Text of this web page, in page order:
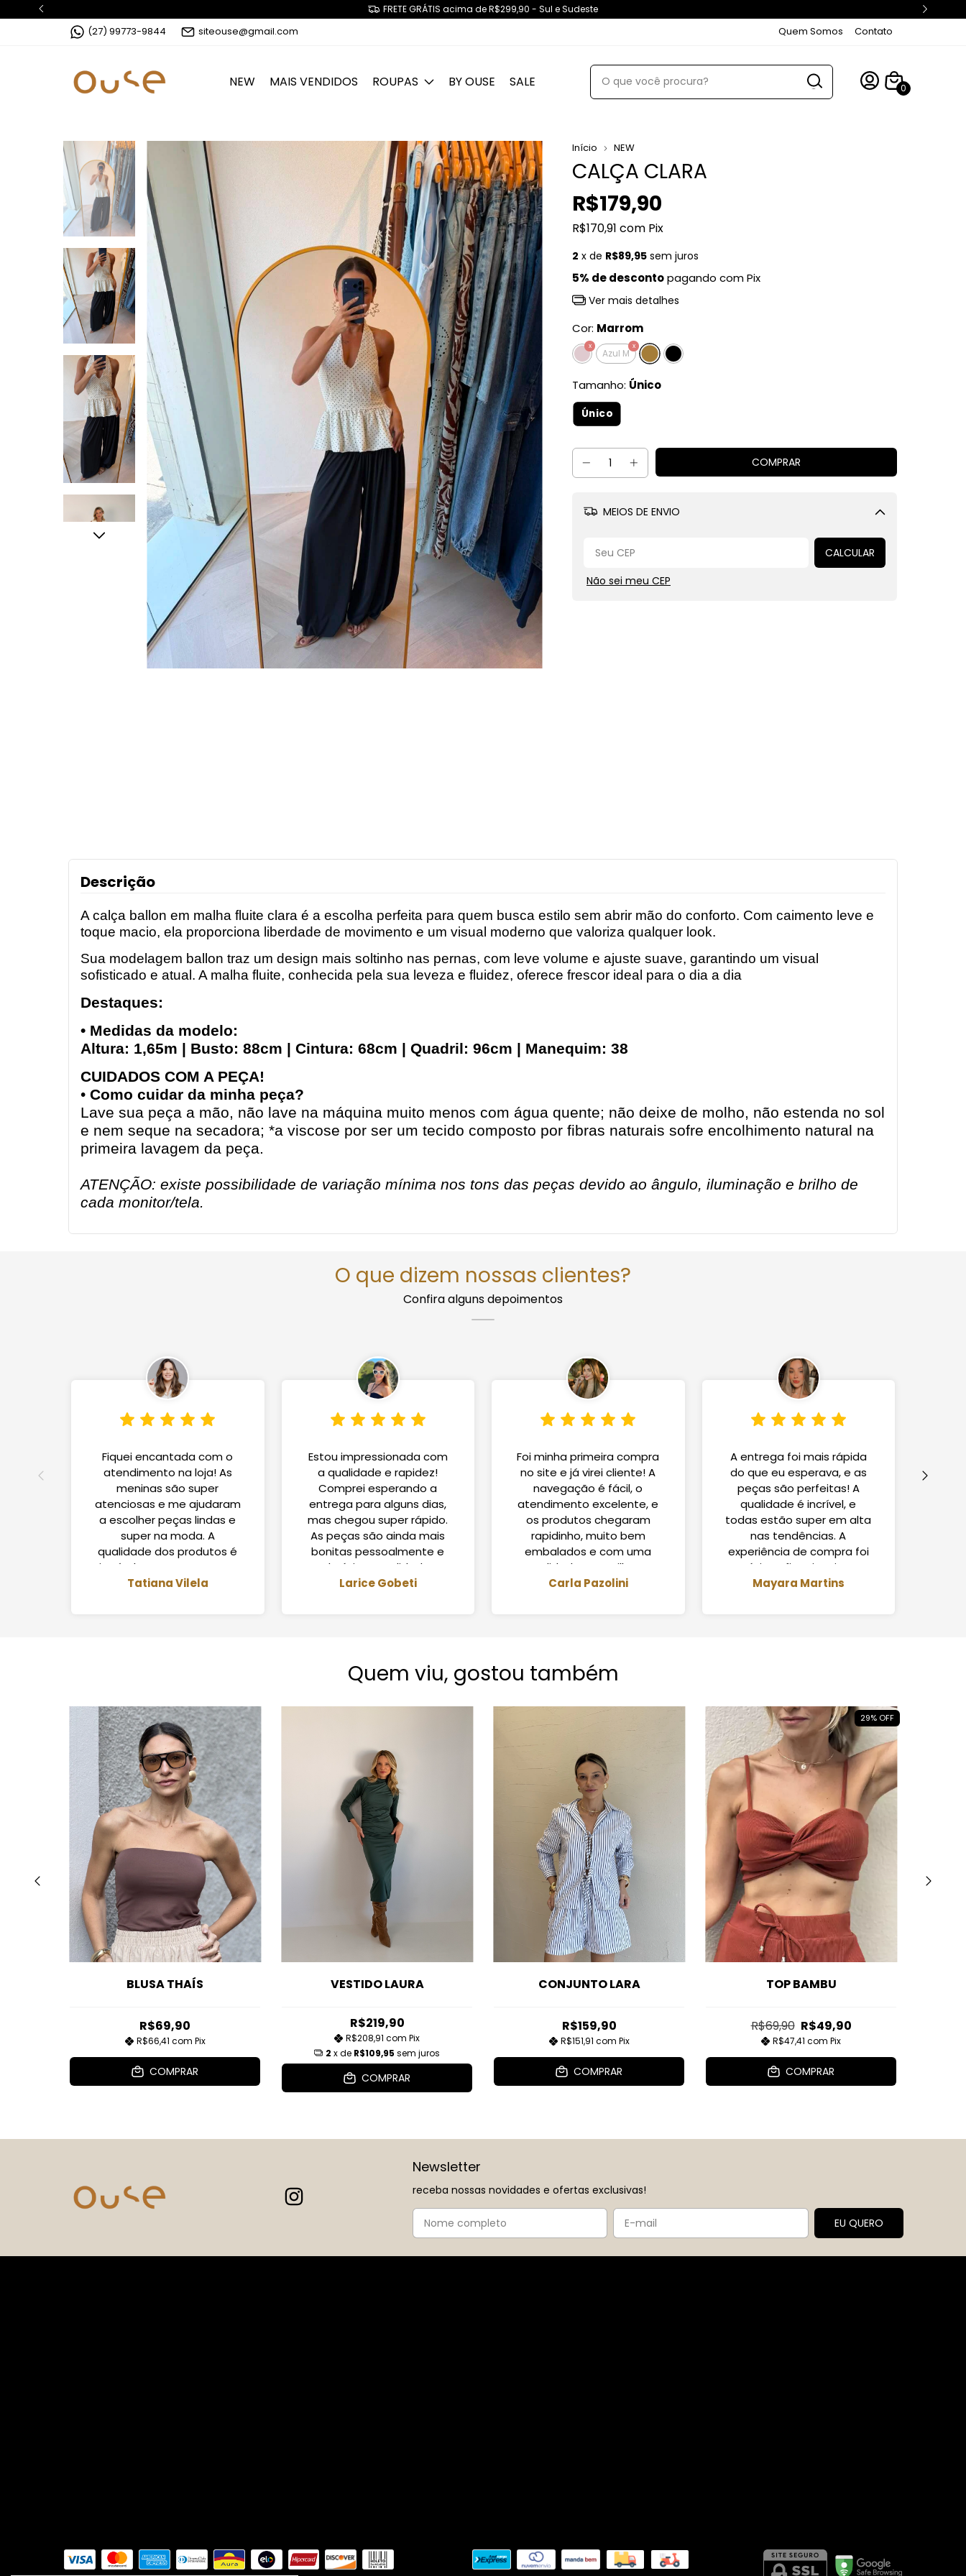
GRÁTIS acima de R$299,90 - Sul e Sudeste GANHE 10% Off com o
(27) 99773-9844 siteouse@gmail.com Quem Somos Contato
NEW MAIS VENDIDOS ROUPAS BY OUSE SALE 0
Início NEW
CALÇA CLARA
R$179,90
R$170,91 com Pix
2 x de R$89,95 sem juros
5% de descontopagando com Pix
Ver mais detalhes
Cor: Marrom
Azul M
Tamanho: Único
Único
MEIOS DE ENVIO
Alterar CEP
CALCULAR
Não sei meu CEP
Descrição
A calça ballon em malha fluite clara é a escolha perfeita para quem busca estilo sem abrir mão do conforto. Com caimento leve e
toque macio, ela proporciona liberdade de movimento e um visual moderno que valoriza qualquer look.
Sua modelagem ballon traz um design mais soltinho nas pernas, com leve volume e ajuste suave, garantindo um visual
sofisticado e atual. A malha fluite, conhecida pela sua leveza e fluidez, oferece frescor ideal para o dia a dia
Destaques:
• Medidas da modelo:
Altura: 1,65m | Busto: 88cm | Cintura: 68cm | Quadril: 96cm | Manequim: 38
CUIDADOS COM A PEÇA!
• Como cuidar da minha peça?
Lave sua peça a mão, não lave na máquina muito menos com água quente; não deixe de molho, não estenda no sol
e nem seque na secadora; *a viscose por ser um tecido composto por fibras naturais sofre encolhimento natural na
primeira lavagem da peça.
ATENÇÃO: existe possibilidade de variação mínima nos tons das peças devido ao ângulo, iluminação e brilho de
cada monitor/tela.
O que dizem nossas clientes?
Confira alguns depoimentos
Fiquei encantada com o
atendimento na loja! As
meninas são super
atenciosas e me ajudaram
a escolher peças lindas e
super na moda. A
qualidade dos produtos é
incrível! Com certeza vou
indicar para as amigas.
Tatiana Vilela
Estou impressionada com
a qualidade e rapidez!
Comprei esperando a
entrega para alguns dias,
mas chegou super rápido.
As peças são ainda mais
bonitas pessoalmente e
de ótima qualidade.
Comprarei de novo com
Larice Gobeti
Foi minha primeira compra
no site e já virei cliente! A
navegação é fácil, o
atendimento excelente, e
os produtos chegaram
rapidinho, muito bem
embalados e com uma
qualidade maravilhosa.
Super recomendo!
Carla Pazolini
A entrega foi mais rápida
do que eu esperava, e as
peças são perfeitas! A
qualidade é incrível, e
todas estão super em alta
nas tendências. A
experiência de compra foi
ótima, fiquei muito
satisfeita.
Mayara Martins
Quem viu, gostou também
BLUSA THAÍS
R$69,90
R$66,41 com Pix
COMPRAR
VESTIDO LAURA
R$219,90
R$208,91 com Pix
2 x de R$109,95 sem juros
COMPRAR
CONJUNTO LARA
R$159,90
R$151,91 com Pix
COMPRAR
29% OFF
TOP BAMBU
R$69,90 R$49,90
R$47,41 com Pix
COMPRAR
Newsletter
receba nossas novidades e ofertas exclusivas!